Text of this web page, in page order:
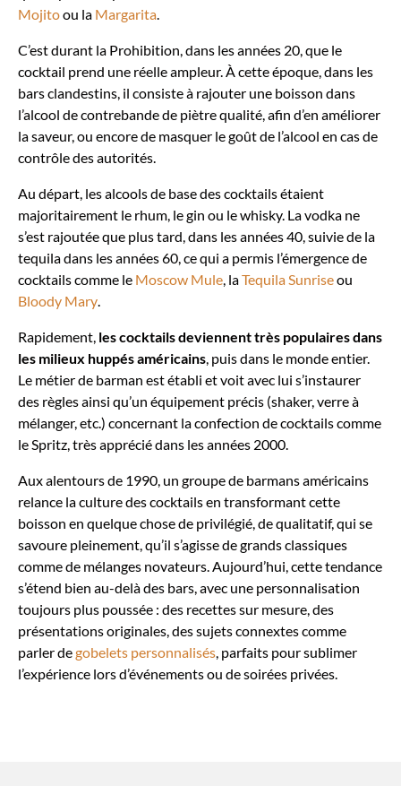
Mojitoou la Margarita.
C’est durant la Prohibition, dans les années 20, que le
cocktail prend une réelle ampleur. À cette époque, dans les
bars clandestins, il consiste à rajouter une boisson dans
l’alcool de contrebande de piètre qualité, afin d’en améliorer
la saveur, ou encore de masquer le goût de l’alcool en cas de
contrôle des autorités.
Au départ, les alcools de base des cocktails étaient
majoritairement le rhum, le gin ou le whisky. La vodka ne
s’est rajoutée que plus tard, dans les années 40, suivie de la
tequila dans les années 60, ce qui a permis l’émergence de
cocktails comme le Moscow Mule, laTequila Sunriseou
Bloody Mary.
Rapidement, les cocktails deviennent très populaires dans
les milieux huppés américains, puis dans le monde entier.
Le métier de barman est établi et voit avec lui s’instaurer
des règles ainsi qu’un équipement précis (shaker, verre à
mélanger, etc.) concernant la confection de cocktails comme
le Spritz, très apprécié dans les années 2000.
Aux alentours de 1990, un groupe de barmans américains
relance la culture des cocktails en transformant cette
boisson en quelque chose de privilégié, de qualitatif, qui se
savoure pleinement, qu’il s’agisse de grands classiques
comme de mélanges novateurs. Aujourd’hui, cette tendance
s’étend bien au-delà des bars, avec une personnalisation
toujours plus poussée : des recettes sur mesure, des
présentations originales, des sujets connextes comme
parler degobelets personnalisés, parfaits pour sublimer
l’expérience lors d’événements ou de soirées privées.